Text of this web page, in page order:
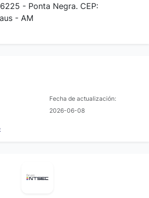
- Ponta Negra. CEP:
- AM
Fecha de actualización:
2026-06-08